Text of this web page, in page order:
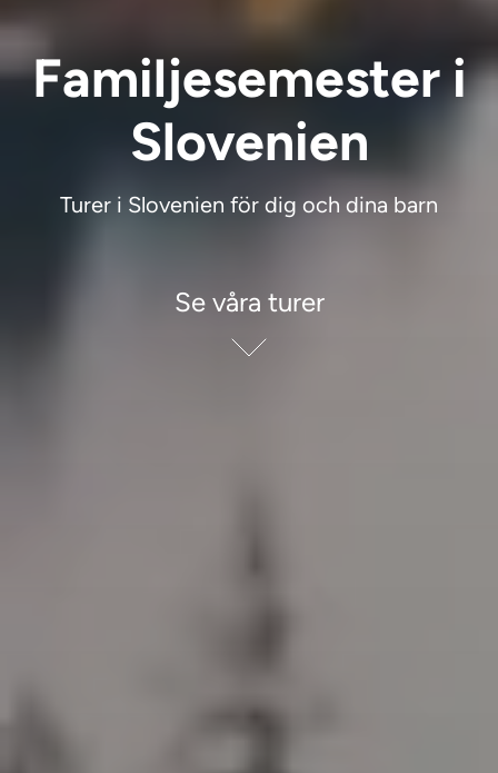
Familjesemester i
Slovenien
Turer i Slovenien för dig och dina barn
Se våra turer